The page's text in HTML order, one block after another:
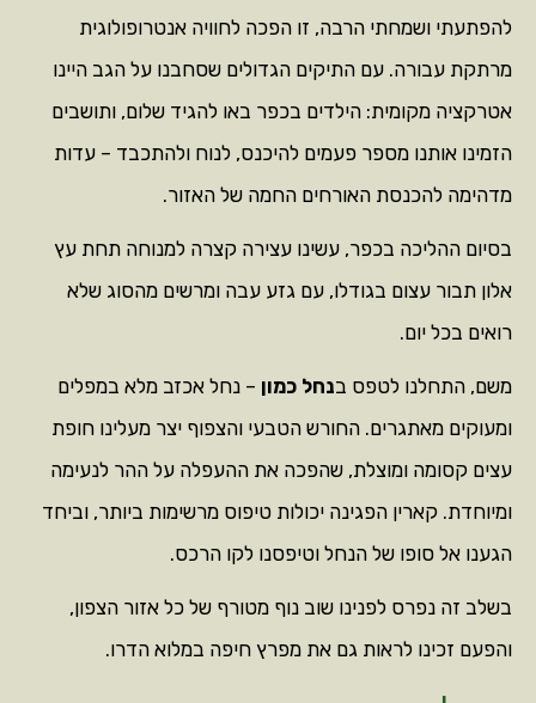
להפתעתי ושמחתי הרבה, זו הפכה לחוויה אנטרופולוגית
מרתקת עבורה. עם התיקים הגדולים שסחבנו על הגב היינו
אטרקציה מקומית: הילדים בכפר באו להגיד שלום, ותושבים
הזמינו אותנו מספר פעמים להיכנס, לנוח ולהתכבד – עדות
מדהימה להכנסת האורחים החמה של האזור.
בסיום ההליכה בכפר, עשינו עצירה קצרה למנוחה תחת עץ
אלון תבור עצום בגודלו, עם גזע עבה ומרשים מהסוג שלא
רואים בכל יום.
משם, התחלנו לטפס בנחל כמון – נחל אכזב מלא במפלים
ומעוקים מאתגרים. החורש הטבעי והצפוף יצר מעלינו חופת
עצים קסומה ומוצלת, שהפכה את ההעפלה על ההר לנעימה
ומיוחדת. קארין הפגינה יכולות טיפוס מרשימות ביותר, וביחד
הגענו אל סופו של הנחל וטיפסנו לקו הרכס.
בשלב זה נפרס לפנינו שוב נוף מטורף של כל אזור הצפון,
והפעם זכינו לראות גם את מפרץ חיפה במלוא הדרו.